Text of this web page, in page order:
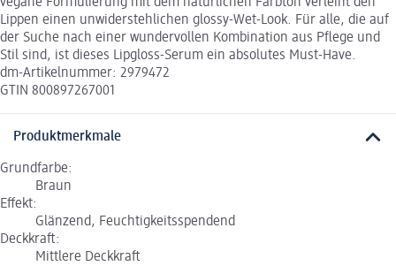
Lippen einen unwiderstehlichen glossy-Wet-Look. Für alle, die auf
der Suche nach einer wundervollen Kombination aus Pflege und
Stil sind, ist dieses Lipgloss-Serum ein absolutes Must-Have.
dm-Artikelnummer: 2979472
GTIN 800897267001
Produktmerkmale
Grundfarbe:
Braun
Effekt:
Glänzend, Feuchtigkeitsspendend
Deckkraft:
Mittlere Deckkraft